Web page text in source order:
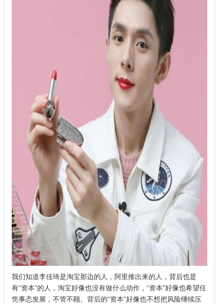
我们知道李佳琦是淘宝那边的人，阿里推出来的人，背后也是
有“资本”的人，淘宝好像也没有做什么动作，“资本”好像也希望任
凭事态发展，不管不顾。背后的“资本”好像也不想把风险继续压